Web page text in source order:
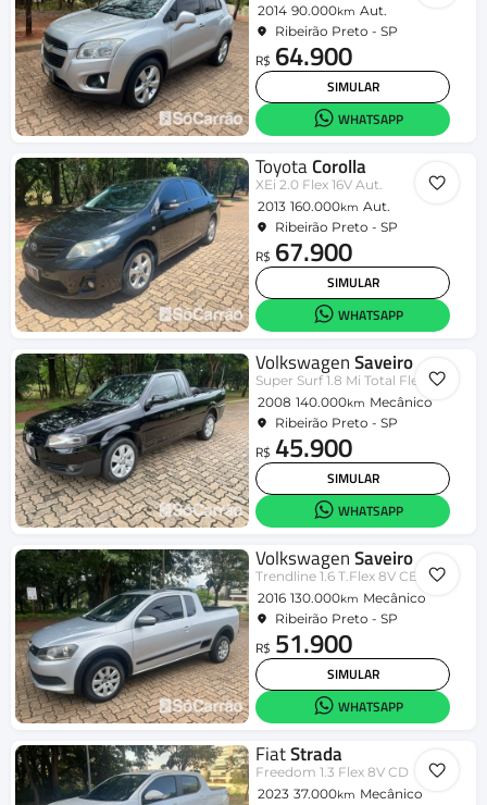
2014 90.000km Aut.
Ribeirão Preto - SP
R$ 64.900
SIMULAR
WHATSAPP
ToyotaCorolla
XEi 2.0 Flex 16V Aut.
2013 160.000km Aut.
Ribeirão Preto - SP
R$ 67.900
SIMULAR
WHATSAPP
VolkswagenSaveiro
Super Surf 1.8 Mi Total Flex 8V
2008 140.000km Mecânico
Ribeirão Preto - SP
R$ 45.900
SIMULAR
WHATSAPP
VolkswagenSaveiro
Trendline 1.6 T.Flex 8V CE
2016 130.000km Mecânico
Ribeirão Preto - SP
R$ 51.900
SIMULAR
WHATSAPP
FiatStrada
Freedom 1.3 Flex 8V CD
2023 37.000km Mecânico